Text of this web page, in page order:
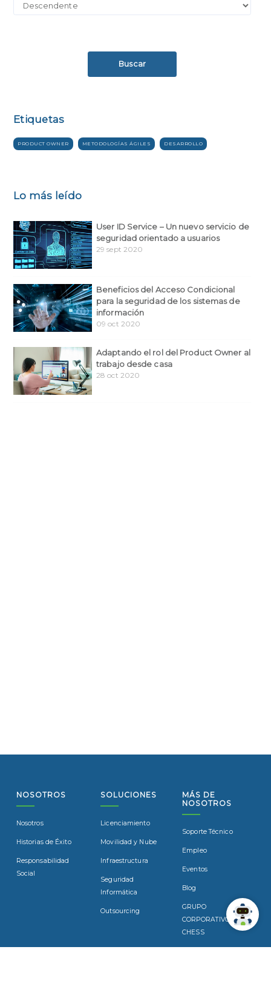
Buscar
Etiquetas
PRODUCT OWNER METODOLOGÍAS ÁGILES DESARROLLO
Lo más leído
User ID Service – Un nuevo servicio de
seguridad orientado a usuarios
29 sept 2020
Beneficios del Acceso Condicional
para la seguridad de los sistemas de
información
09 oct 2020
Adaptando el rol del Product Owner al
trabajo desde casa
28 oct 2020
NOSOTROS
Nosotros
Historias de Éxito
Responsabilidad
Social
SOLUCIONES
Licenciamiento
Movilidad y Nube
Infraestructura
Seguridad
Informática
Outsourcing
MÁS DE
NOSOTROS
Soporte Técnico
Empleo
Eventos
Blog
GRUPO
CORPORATIVO
CHESS